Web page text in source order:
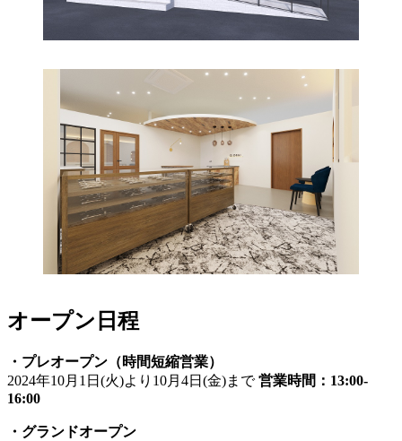
オープン日程
・プレオープン（時間短縮営業）
2024年10月1日(火)より10月4日(金)まで営業時間：13:00-
16:00
・グランドオープン